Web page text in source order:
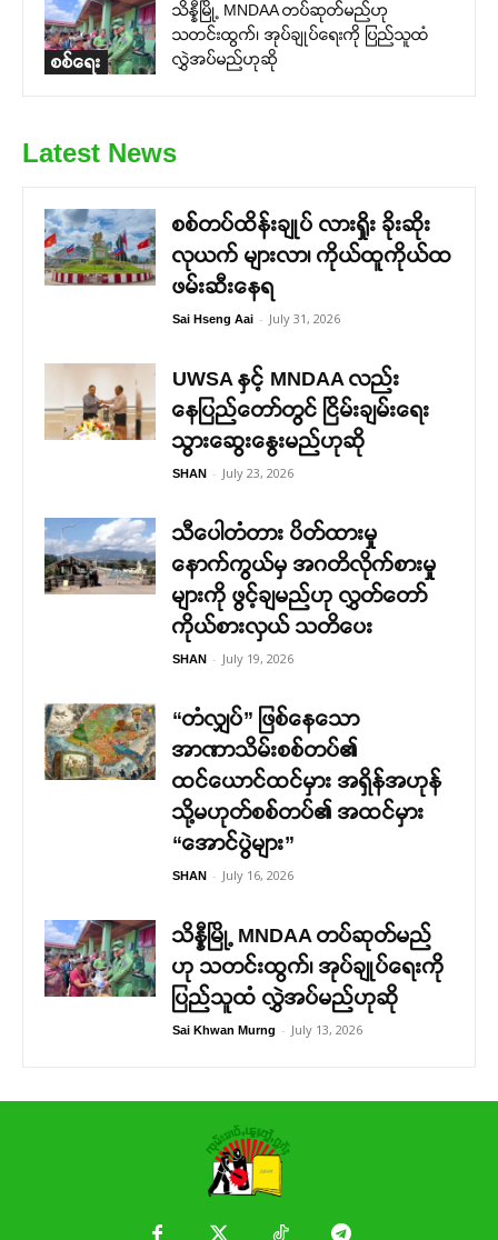
စစ်ရေး
သိန္နီမြို့ MNDAA တပ်ဆုတ်မည်ဟု
သတင်းထွက်၊ အုပ်ချုပ်ရေးကို ပြည်သူထံ
လွှဲအပ်မည်ဟုဆို
Latest News
စစ်တပ်ထိန်းချုပ် လားရှိုး ခိုးဆိုး
လုယက် များလာ၊ ကိုယ်ထူကိုယ်ထ
ဖမ်းဆီးနေရ
Sai Hseng Aai - July 31, 2026
UWSA နှင့် MNDAA လည်း
နေပြည်တော်တွင် ငြိမ်းချမ်းရေး
သွားဆွေးနွေးမည်ဟုဆို
SHAN - July 23, 2026
သီပေါတံတား ပိတ်ထားမှု
နောက်ကွယ်မှ အဂတိလိုက်စားမှု
များကို ဖွင့်ချမည်ဟု လွှတ်တော်
ကိုယ်စားလှယ် သတိပေး
SHAN - July 19, 2026
“တံလျှပ်” ဖြစ်နေသော
အာဏာသိမ်းစစ်တပ်၏
ထင်ယောင်ထင်မှား အရှိန်အဟုန်
သို့မဟုတ်စစ်တပ်၏ အထင်မှား
“အောင်ပွဲများ”
SHAN - July 16, 2026
သိန္နီမြို့ MNDAA တပ်ဆုတ်မည်
ဟု သတင်းထွက်၊ အုပ်ချုပ်ရေးကို
ပြည်သူထံ လွှဲအပ်မည်ဟုဆို
Sai Khwan Murng - July 13, 2026